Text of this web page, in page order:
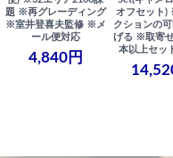
題 ※再グレーディング
※室井登喜夫監修 ※メ
ール便対応
4,840円
オフセット)
クションの
げる ※取寄
本以上セッ